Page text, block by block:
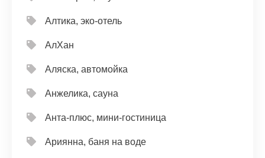
Алтика, эко-отель
АлХан
Аляска, автомойка
Анжелика, сауна
Анта-плюс, мини-гостиница
Ариянна, баня на воде